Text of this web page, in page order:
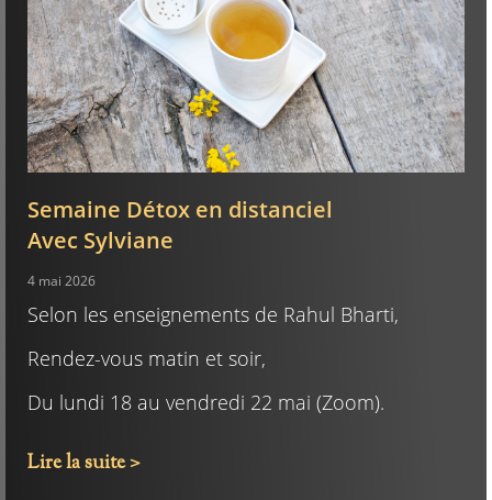
Semaine Détox en distanciel
Avec Sylviane
4 mai 2026
Selon les enseignements de Rahul Bharti,
Rendez-vous matin et soir,
Du lundi 18 au vendredi 22 mai (Zoom).
Lire la suite >